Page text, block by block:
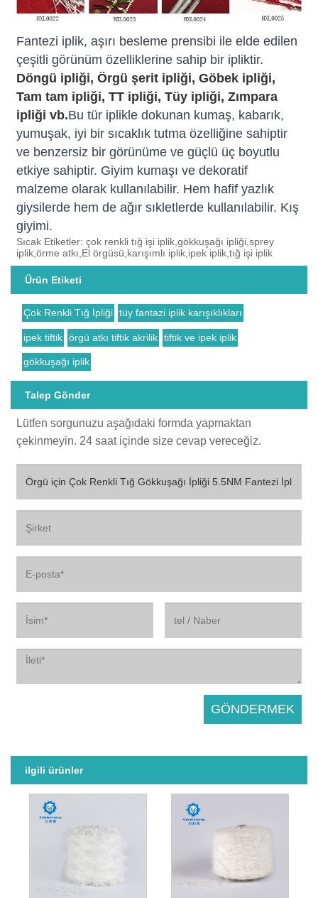
Fantezi iplik, aşırı besleme prensibi ile elde edilen
çeşitli görünüm özelliklerine sahip bir ipliktir.
Döngü ipliği, Örgü şerit ipliği, Göbek ipliği,
Tam tam ipliği, TT ipliği, Tüy ipliği, Zımpara
ipliği vb.Bu tür iplikle dokunan kumaş, kabarık,
yumuşak, iyi bir sıcaklık tutma özelliğine sahiptir
ve benzersiz bir görünüme ve güçlü üç boyutlu
etkiye sahiptir. Giyim kumaşı ve dekoratif
malzeme olarak kullanılabilir. Hem hafif yazlık
giysilerde hem de ağır sıkletlerde kullanılabilir. Kış
giyimi.
Sıcak Etiketler: çok renkli tığ işi iplik,gökkuşağı ipliği,sprey
iplik,örme atkı,El örgüsü,karışımlı iplik,ipek iplik,tığ işi iplik
Ürün Etiketi
Çok Renkli Tığ İpliği tüy fantazi iplik karışıklıkları
ipek tiftik örgü atkı tiftik akrilik tiftik ve ipek iplik
gökkuşağı iplik
Talep Gönder
Lütfen sorgunuzu aşağıdaki formda yapmaktan
çekinmeyin. 24 saat içinde size cevap vereceğiz.
ilgili ürünler